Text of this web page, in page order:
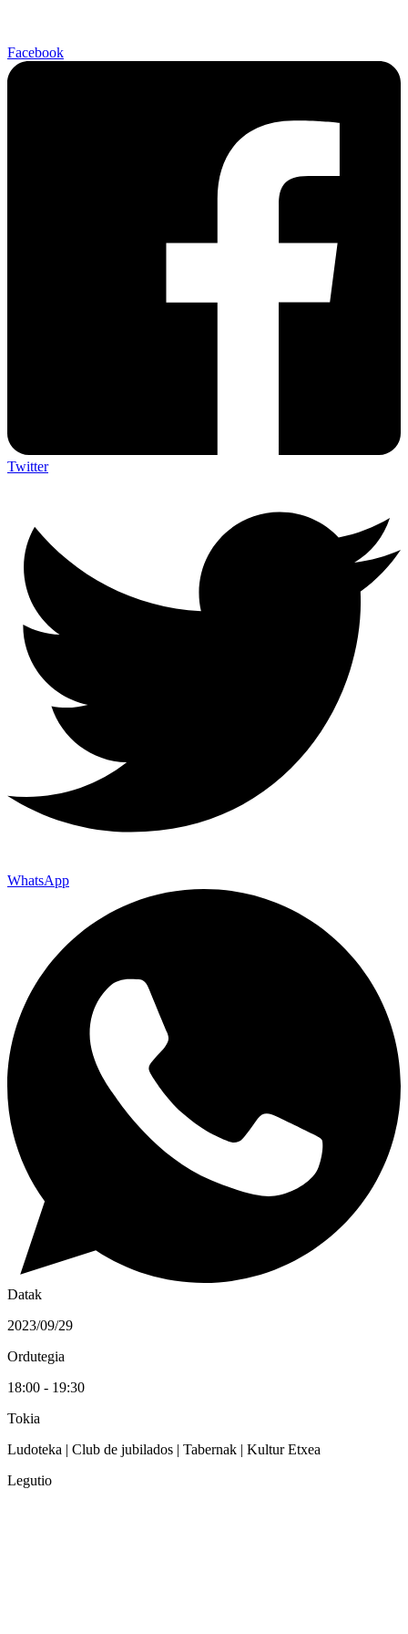
Facebook
Twitter
WhatsApp
Datak
2023/09/29
Ordutegia
18:00 - 19:30
Tokia
Ludoteka | Club de jubilados | Tabernak | Kultur Etxea
Legutio